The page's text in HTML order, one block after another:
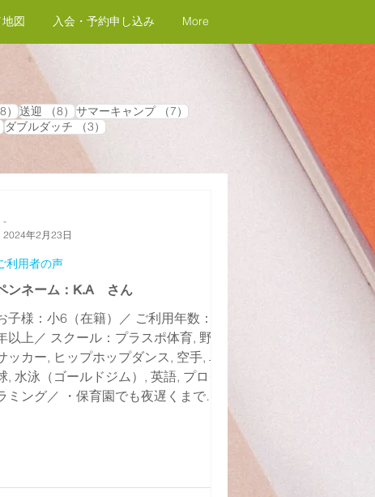
図 入会・予約申し込み More
8）8件の記事
送迎 （8）8件の記事
サマーキャンプ （7）7件の記事
4件の記事
ダブルダッチ （3）3件の記事
ンネーム：K.A さん
子様：小6（在籍）／ ご利用年数：6
以上／ スクール：プラスポ体育, 野球,
ッカー, ヒップホップダンス, 空手, 卓
, 水泳（ゴールドジム）, 英語, プログ
ミング／ ・保育園でも夜遅くまで預
利用者の声
-
2024年2月23日